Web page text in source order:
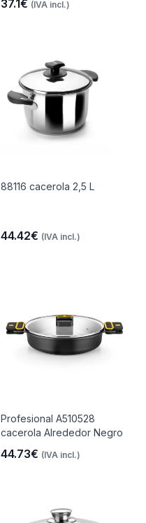
37.1€ (IVA incl.)
88116 cacerola 2,5 L
44.42€ (IVA incl.)
Profesional A510528
cacerola Alrededor Negro
44.73€ (IVA incl.)